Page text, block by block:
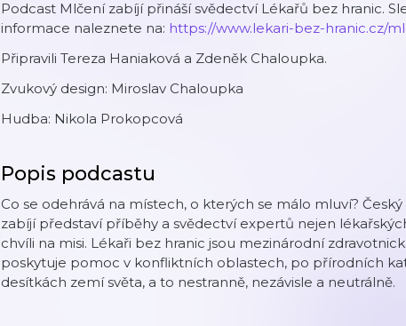
Podcast Mlčení zabíjí přináší svědectví Lékařů bez hranic.
informace naleznete na: https://www.lekari-bez-hranic.cz/
Připravili Tereza Haniaková a Zdeněk Chaloupka.
Zvukový design: Miroslav Chaloupka
Hudba: Nikola Prokopcová
Popis podcastu
Co se odehrává na místech, o kterých se málo mluví?
zabíjí představí příběhy a svědectví expertů nejen
chvíli na misi. Lékaři bez hranic jsou mezinárodní
poskytuje pomoc v konfliktních oblastech, po přírodních
desítkách zemí světa, a to nestranně, nezávisle a neutrálně.